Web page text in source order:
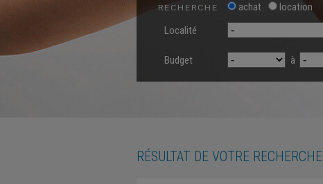
RECHERCHE achat
location
Localité
Budget à
RÉSULTAT DE VOTRE RECHERCHE